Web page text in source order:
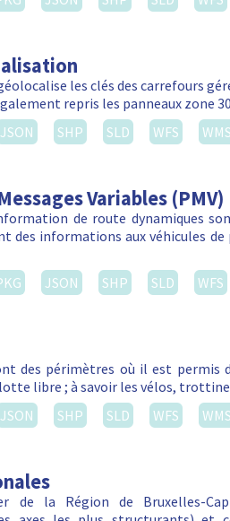
les clés des carrefours
repris les panneaux zone
JSON SHP SLD WFS WMS
Variables (PMV)
de route dynamiques
des informations aux véhicules
JSON SHP SLD WFS
des périmètres où il est permis
libre ; à savoir les vélos,
JSON SHP SLD WFS WMS
de la Région de Bruxelles-